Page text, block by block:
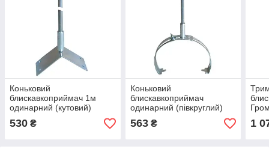
Коньковий
блискавкоприймач 1м
одинарний (кутовий)
Громовик 50/10/201
530 ₴
Коньковий
блискавкоприймач
одинарний (півкруглий)
Громовик
563₴ 1